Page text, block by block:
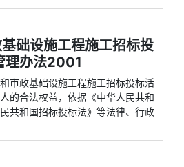
础设施工程施工招标投
理办法2001
和市政基础设施工程施工招标投标活
的合法权益，依据《中华人民共和
共和国招标投标法》等法律、行政